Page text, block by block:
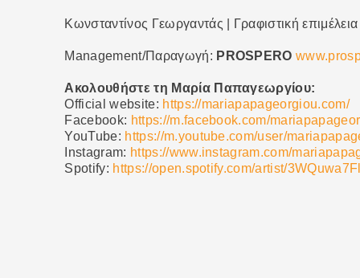
Κωνσταντίνος Γεωργαντάς | Γραφιστική
Management/Παραγωγή: PROSPERO
Ακολουθήστε τη Μαρία Παπαγεωργίου:
Official website: https://mariapapageorgiou.com/
Facebook: https://m.facebook.com/
YouTube: https://m.youtube.com/user/
Instagram: https://www.instagram.com/
Spotify: https://open.spotify.com/artist/